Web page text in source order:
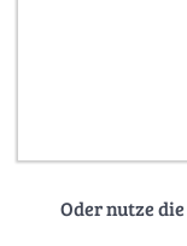
Oder nutze